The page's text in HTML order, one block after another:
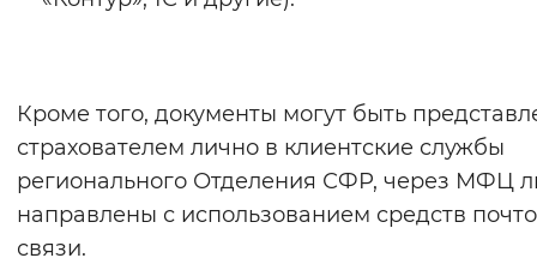
Кроме того, документы могут быть
страхователем лично в клиентские службы
регионального Отделения СФР, через МФЦ
направлены с использованием средств
связи.